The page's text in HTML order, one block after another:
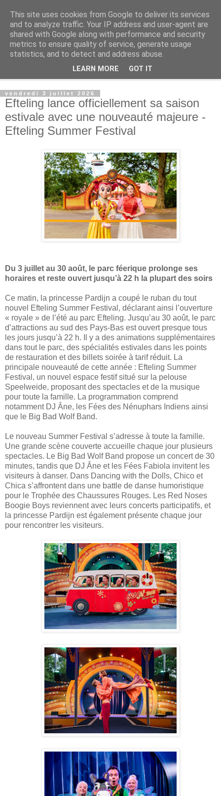
Rue Efteling
Le blog francophone non officiel dédié à Efteling
vendredi 3 juillet 2026
Efteling lance officiellement sa saison
estivale avec une nouveauté majeure -
Efteling Summer Festival
Du 3 juillet au 30 août, le parc féerique prolonge ses
horaires et reste ouvert jusqu’à 22 h la plupart des soirs
Ce matin, la princesse Pardijn a coupé le ruban du tout
nouvel Efteling Summer Festival, déclarant ainsi l’ouverture
« royale » de l’été au parc Efteling. Jusqu’au 30 août, le parc
d’attractions au sud des Pays-Bas est ouvert presque tous
les jours jusqu’à 22 h. Il y a des animations supplémentaires
dans tout le parc, des spécialités estivales dans les points
de restauration et des billets soirée à tarif réduit. La
principale nouveauté de cette année : Efteling Summer
Festival, un nouvel espace festif situé sur la pelouse
Speelweide, proposant des spectacles et de la musique
pour toute la famille. La programmation comprend
notamment DJ Âne, les Fées des Nénuphars Indiens ainsi
que le Big Bad Wolf Band.
Le nouveau Summer Festival s’adresse à toute la famille.
Une grande scène couverte accueille chaque jour plusieurs
spectacles. Le Big Bad Wolf Band propose un concert de 30
minutes, tandis que DJ Âne et les Fées Fabiola invitent les
visiteurs à danser. Dans Dancing with the Dolls, Chico et
Chica s’affrontent dans une battle de danse humoristique
pour le Trophée des Chaussures Rouges. Les Red Noses
Boogie Boys reviennent avec leurs concerts participatifs, et
la princesse Pardijn est également présente chaque jour
pour rencontrer les visiteurs.
This site uses cookies from Google to deliver its services
and to analyze traffic. Your IP address and user-agent are
shared with Google along with performance and security
metrics to ensure quality of service, generate usage
statistics, and to detect and address abuse.
LEARN MORE GOT IT